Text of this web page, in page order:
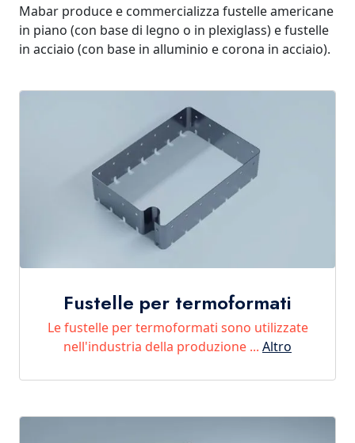
Mabar produce e commercializza fustelle americane
in piano (con base di legno o in plexiglass) e fustelle
in acciaio (con base in alluminio e corona in acciaio).
Fustelle per termoformati
Le fustelle per termoformati sono utilizzate
nell'industria della produzione ... Altro